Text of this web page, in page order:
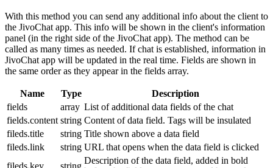
With this method you can send any additional info about the client to
the JivoChat app. This info will be shown in the client's information
panel (in the right side of the JivoChat app). The method can be
called as many times as needed. If chat is established, information in
JivoChat app will be updated in the real time. Fields are shown in
the same order as they appear in the fields array.
Name Type
Description
fields
array List of additional data fields of the chat
fields.content string Content of data field. Tags will be insulated
fileds.title
string Title shown above a data field
fileds.link
string URL that opens when the data field is clicked
fileds.key
string
Description of the data field, added in bold